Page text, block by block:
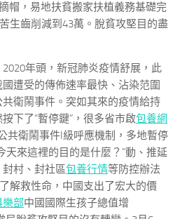
帽，易地扶貧搬家扶植義務基礎完
生齒削減到43萬。脫貧攻堅目的盡
2020年頭，新冠肺炎疫情舒展，此
遭受的傳佈速率最快、沾染范圍
衛鬧事件。突如其來的疫情給持
下了“暫停鍵”，很多省市啟包養網
共衛鬧事件I級呼應機制，多地暫停
天來這裡的目的是什麼？”動、推延
村、封社區包養行情等防控辦法
解救性命，中國支出了宏大的價
部中國國際生孩子總值增